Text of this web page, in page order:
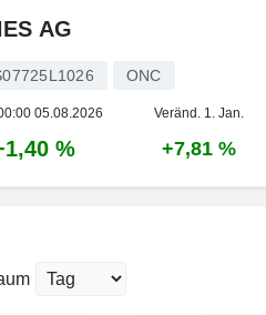
AG
ONC
05.08.2026 Veränd. 1. Jan.
% +7,81 %